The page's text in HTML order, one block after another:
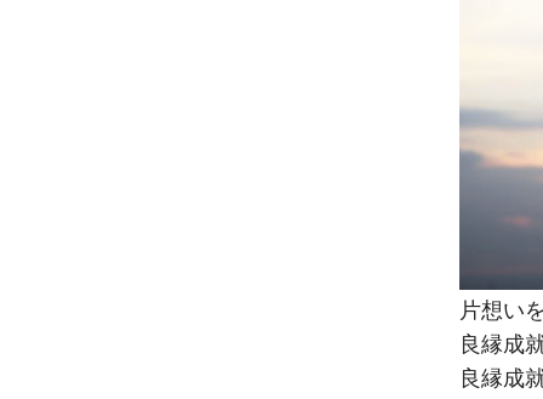
片想い
良縁成
良縁成